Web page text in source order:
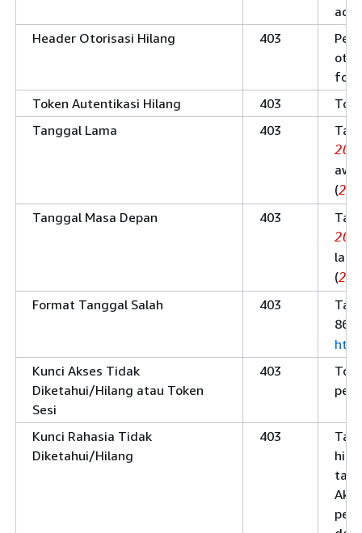
ada
Header Otorisasi Hilang
403
Token Autentikasi Hilang
403
Tanggal Lama
403
(
Tanggal Masa Depan 403
(
Format Tanggal Salah 403
Kunci Akses Tidak
Diketahui/Hilang atau Token
Sesi
403
Kunci Rahasia Tidak
Diketahui/Hilang
403